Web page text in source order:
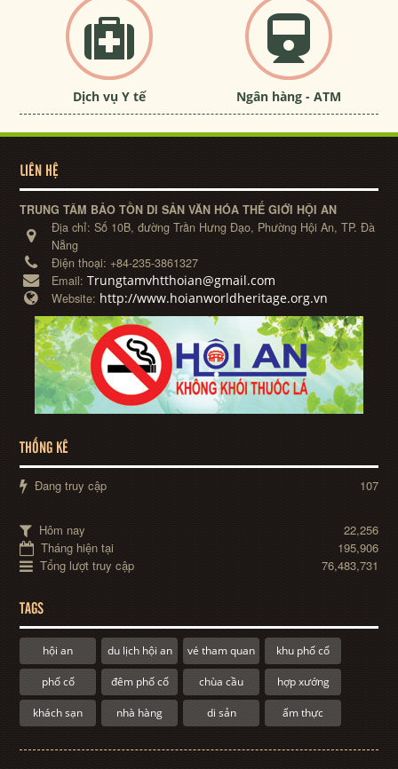
Dịch vụ Y tế Ngân hàng - ATM
LIÊN HỆ
TRUNG TÂM BẢO TỒN DI SẢN VĂN HÓA THẾ GIỚI HỘI AN
Địa chỉ:Số 10B, đường Trần Hưng Đạo, Phường Hội An, TP. Đà
Nẵng
Điện thoại: +84-235-3861327
Email:Trungtamvhtthoian@gmail.com
Website: http://www.hoianworldheritage.org.vn
THỐNG KÊ
Đang truy cập 107
Hôm nay
22,256
Tháng hiện tại
195,906
Tổng lượt truy cập
76,483,731
TAGS
hội an du lịch hội an vé tham quan khu phố cổ
phố cổ đêm phố cổ chùa cầu hợp xướng
khách sạn nhà hàng di sản ẩm thực